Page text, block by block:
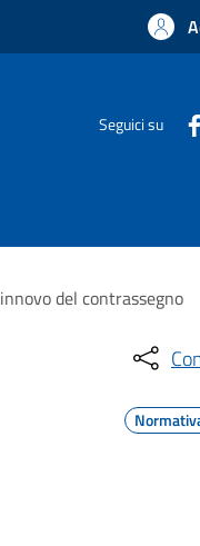
Seguici su
del contrassegno